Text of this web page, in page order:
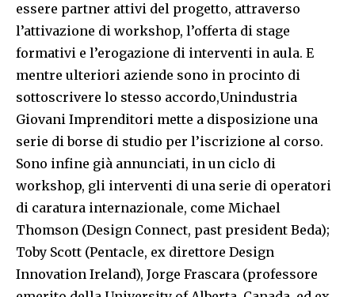
essere partner attivi del progetto, attraverso
l’attivazione di workshop, l’offerta di stage
formativi e l’erogazione di interventi in aula. E
mentre ulteriori aziende sono in procinto di
sottoscrivere lo stesso accordo,Unindustria
Giovani Imprenditori mette a disposizione una
serie di borse di studio per l’iscrizione al corso.
Sono infine già annunciati, in un ciclo di
workshop, gli interventi di una serie di operatori
di caratura internazionale, come Michael
Thomson (Design Connect, past president Beda);
Toby Scott (Pentacle, ex direttore Design
Innovation Ireland), Jorge Frascara (professore